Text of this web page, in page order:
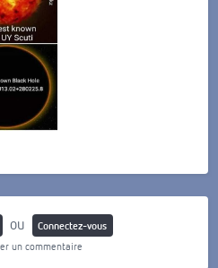
ou
Connectez-vous
un commentaire